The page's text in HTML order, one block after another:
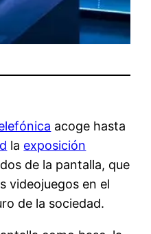
acoge hasta
la exposición
de la pantalla, que
videojuegos en el
de la sociedad.